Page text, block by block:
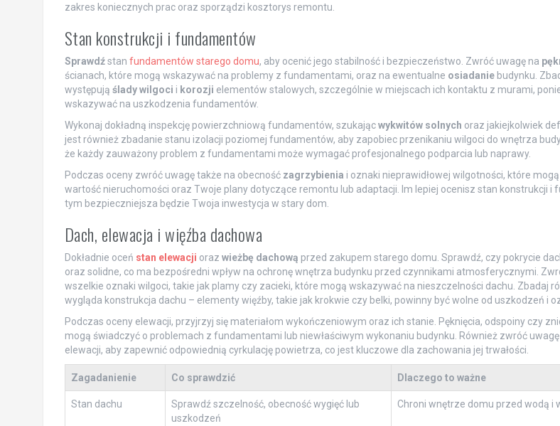
zakres koniecznych prac oraz sporządzi kosztorys remontu.
Stan konstrukcji i fundamentów
Sprawdźstan fundamentów starego domu, aby ocenić jego stabilność i bezpieczeństwo. Zwróć uwagę na
ścianach, które mogą wskazywać na problemy z fundamentami, oraz na ewentualne osiadaniebudynku.
występują ślady wilgoci i korozji elementów stalowych, szczególnie w miejscach ich kontaktu z murami,
wskazywać na uszkodzenia fundamentów.
Wykonaj dokładną inspekcję powierzchniową fundamentów, szukającwykwitów solnych oraz jakiejkolwiek
jest również zbadanie stanu izolacji poziomej fundamentów, aby zapobiec przenikaniu wilgoci do wnętrza
że każdy zauważony problem z fundamentami może wymagać profesjonalnego podparcia lub naprawy.
Podczas oceny zwróć uwagę także na obecność zagrzybienia i oznaki nieprawidłowej wilgotności, które mogą
wartość nieruchomości oraz Twoje plany dotyczące remontu lub adaptacji. Im lepiej ocenisz stan konstrukcji i
tym bezpieczniejsza będzie Twoja inwestycja w stary dom.
Dach, elewacja i więźba dachowa
Dokładnie oceń stan elewacji oraz wieżbę dachową przed zakupem starego domu. Sprawdź, czy pokrycie
oraz solidne, co ma bezpośredni wpływ na ochronę wnętrza budynku przed czynnikami atmosferycznymi.
wszelkie oznaki wilgoci, takie jak plamy czy zacieki, które mogą wskazywać na nieszczelności dachu. Zbadaj
wygląda konstrukcja dachu – elementy więźby, takie jak krokwie czy belki, powinny być wolne od uszkodzeń i
Podczas oceny elewacji, przyjrzyj się materiałom wykończeniowym oraz ich stanie. Pęknięcia, odspoiny czy
mogą świadczyć o problemach z fundamentami lub niewłaściwym wykonaniu budynku. Również zwróć
elewacji, aby zapewnić odpowiednią cyrkulację powietrza, co jest kluczowe dla zachowania jej trwałości.
Zagadanienie Co sprawdzić Dlaczego to ważne
Stan dachu
Sprawdź szczelność, obecność wygięć lub
uszkodzeń
Chroni wnętrze domu przed wodą i